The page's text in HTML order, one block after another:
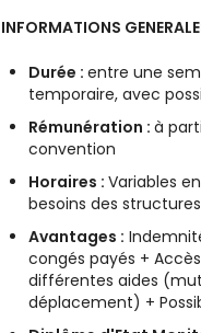
INFORMATIONS
Durée : entre une
temporaire, avec
Rémunération : à
convention
Horaires : Variables
besoins des
Avantages :
congés payés +
différentes aides
déplacement) +